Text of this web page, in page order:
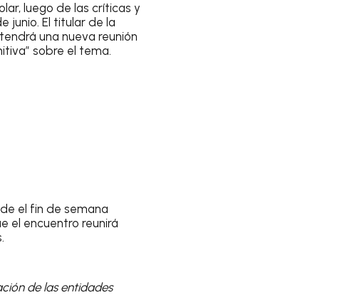
luego de las críticas y
junio. El titular de la
una nueva reunión
sobre el tema.
el fin de semana
el encuentro reunirá
de las entidades